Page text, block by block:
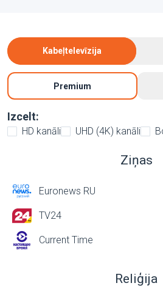
Kabeļtelevīzija
Premium
Izcelt:
HD kanāli UHD (4K) kanāli
Ziņas
Euronews RU
TV24
Current Time
Reliģija